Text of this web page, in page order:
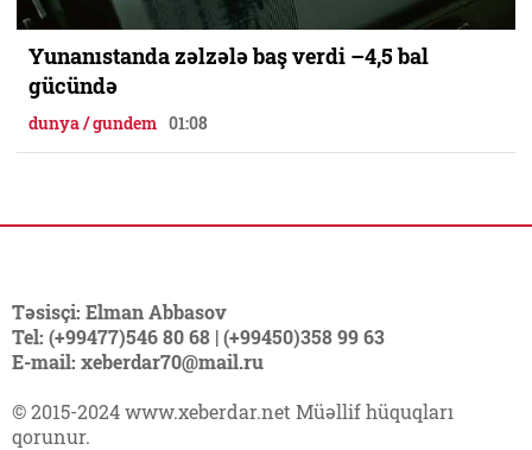
Yunanıstanda zəlzələ baş verdi –4,5 bal
gücündə
dunya / gundem 01:08
Təsisçi: Elman Abbasov
Tel: (+99477)546 80 68 | (+99450)358 99 63
E-mail: xeberdar70@mail.ru
© 2015-2024 www.xeberdar.net Müəllif hüquqları
qorunur.